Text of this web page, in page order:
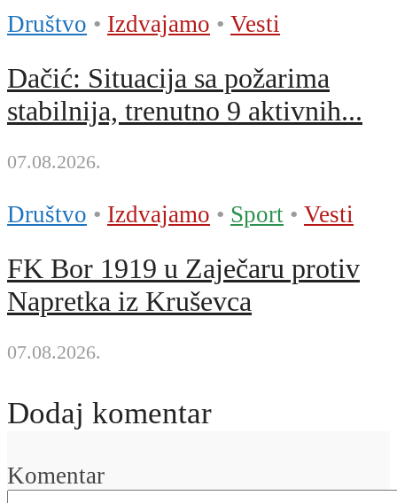
Društvo • Izdvajamo • Vesti
Dačić: Situacija sa požarima
stabilnija, trenutno 9 aktivnih...
07.08.2026.
Društvo • Izdvajamo • Sport • Vesti
FK Bor 1919 u Zaječaru protiv
Napretka iz Kruševca
07.08.2026.
Dodaj komentar
Komentar